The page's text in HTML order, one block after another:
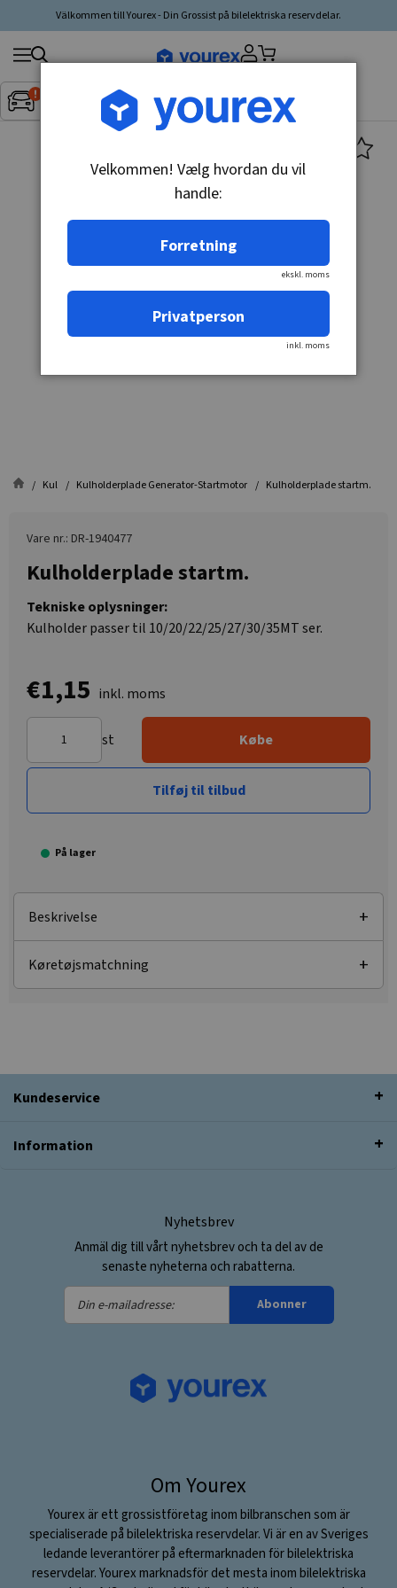
Välkommen till Yourex - Din Grossist på bilelektriska reservdelar.
Inget fordon valt▼
Søg
produkt,
producent,
Kul Kulholderplade Generator-Startmotor Kulholderplade startm.
Vare nr.: DR-1940477
Kulholderplade startm.
Tekniske oplysninger:
Kulholder passer til 10/20/22/25/27/30/35MT ser.
€1,15 inkl. moms
st Købe
Tilføj til tilbud
På lager
Beskrivelse
Køretøjsmatchning
Kundeservice
Information
Nyhetsbrev
Anmäl dig till vårt nyhetsbrev och ta del av de
senaste nyheterna och rabatterna.
Din
e-
Abonner
Om Yourex
Yourex är ett grossistföretag inom bilbranschen som är
specialiserade på bilelektriska reservdelar. Vi är en av Sveriges
ledande leverantörer på eftermarknaden för bilelektriska
reservdelar. Yourex marknadsför det mesta inom bilelektriska
Velkommen! Vælg hvordan du vil
handle:
Forretning
ekskl. moms
Privatperson
inkl. moms